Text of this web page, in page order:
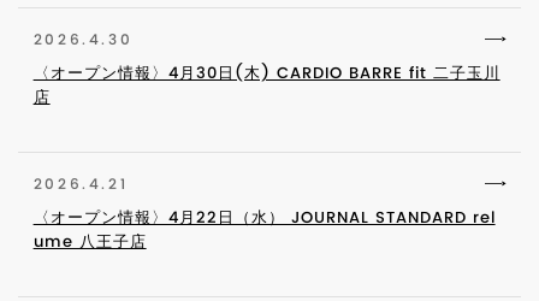
2026.4.30
〈オープン情報〉4月30日(木) CARDIO BARRE fit 二子玉川
店
2026.4.21
〈オープン情報〉4月22日（水） JOURNAL STANDARD rel
ume 八王子店